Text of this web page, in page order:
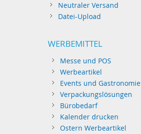
Neutraler Versand
Datei-Upload
WERBEMITTEL
Messe und POS
Werbeartikel
Events und Gastronomie
Verpackungslösungen
Bürobedarf
Kalender drucken
Ostern Werbeartikel